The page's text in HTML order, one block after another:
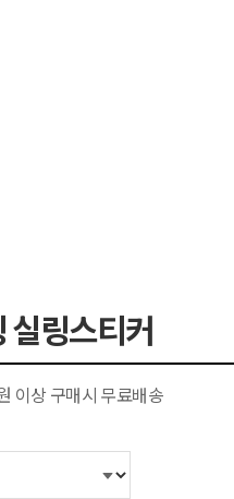
실링스티커
이상 구매시 무료배송